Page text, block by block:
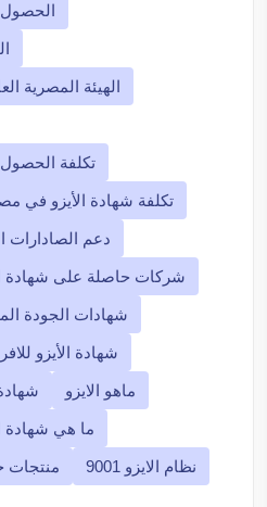
الحصول
الهيئة المصرية
تكلفة الحصول
تكلفة شهادة الأيزو في
دعم الصادارات
شركات حاصلة على شهادة
شهادات الجودة
شهادة الأيزو
ماهو الايزو
ما هي شهادة
منتجات نظام الايزو 9001